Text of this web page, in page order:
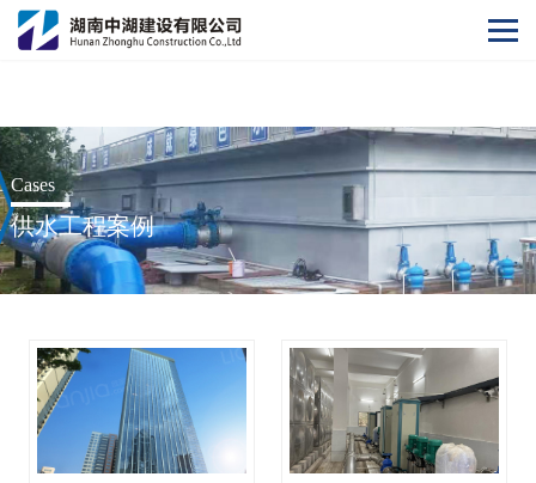
阿根廷vs奥地利世界杯
Cases
供水工程案例